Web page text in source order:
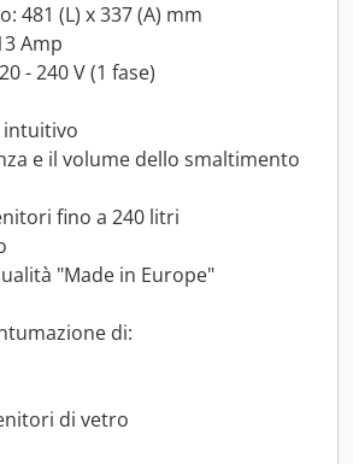
481 (L) x 337 (A) mm
Amp
- 240 V (1 fase)
intuitivo
e il volume dello smaltimento
fino a 240 litri
"Made in Europe"
di:
di vetro